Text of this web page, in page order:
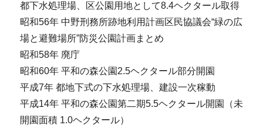
都下水処理場、区公園用地として8.4ヘクタール取得
昭和56年 中野刑務所跡地利用計画区民協議会“緑の広
場と避難場所”防災公園計画まとめ
昭和58年 廃庁
昭和60年 平和の森公園2.5ヘクタール部分開園
平成7年 都地下式の下水処理場、建設一次稼動
平成14年 平和の森公園第二期5.5ヘクタール開園（未
開園面積 1.0ヘクタール）